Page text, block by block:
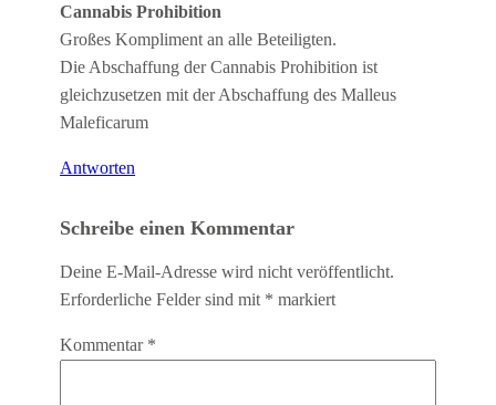
Cannabis Prohibition
Großes Kompliment an alle Beteiligten.
Die Abschaffung der Cannabis Prohibition ist
gleichzusetzen mit der Abschaffung des Malleus
Maleficarum
Antworten
Schreibe einen Kommentar
Deine E-Mail-Adresse wird nicht veröffentlicht.
Erforderliche Felder sind mit * markiert
Kommentar *